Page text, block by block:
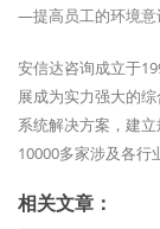
—提高员工的环境意
安信达咨询成立于
展成为实力强大的
系统解决方案，建
10000多家涉及各
相关文章：